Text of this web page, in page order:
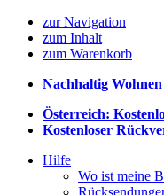
zur Navigation
zum Inhalt
zum Warenkorb
Nachhaltig Wohnen
Österreich:
Kostenloser
Hilfe
Wo ist meine